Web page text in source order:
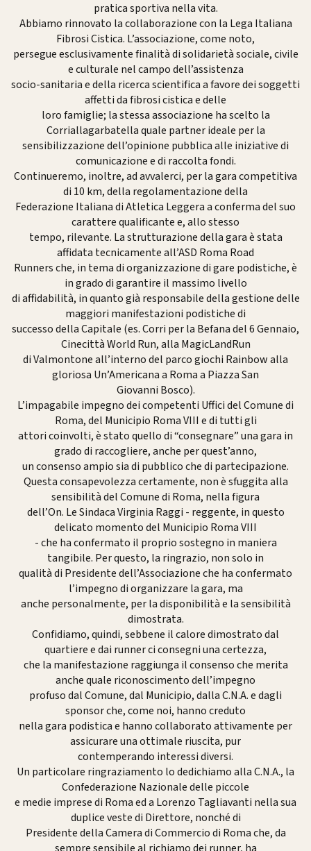
pratica sportiva nella vita.
Abbiamo rinnovato la collaborazione con la Lega Italiana
Fibrosi Cistica. L’associazione, come noto,
persegue esclusivamente finalità di solidarietà sociale, civile
e culturale nel campo dell’assistenza
socio-sanitaria e della ricerca scientifica a favore dei soggetti
affetti da fibrosi cistica e delle
loro famiglie; la stessa associazione ha scelto la
Corriallagarbatella quale partner ideale per la
sensibilizzazione dell’opinione pubblica alle iniziative di
comunicazione e di raccolta fondi.
Continueremo, inoltre, ad avvalerci, per la gara competitiva
di 10 km, della regolamentazione della
Federazione Italiana di Atletica Leggera a conferma del suo
carattere qualificante e, allo stesso
tempo, rilevante. La strutturazione della gara è stata
affidata tecnicamente all’ASD Roma Road
Runners che, in tema di organizzazione di gare podistiche, è
in grado di garantire il massimo livello
di affidabilità, in quanto già responsabile della gestione delle
maggiori manifestazioni podistiche di
successo della Capitale (es. Corri per la Befana del 6 Gennaio,
Cinecittà World Run, alla MagicLandRun
di Valmontone all’interno del parco giochi Rainbow alla
gloriosa Un’Americana a Roma a Piazza San
Giovanni Bosco).
L’impagabile impegno dei competenti Uffici del Comune di
Roma, del Municipio Roma VIII e di tutti gli
attori coinvolti, è stato quello di “consegnare” una gara in
grado di raccogliere, anche per quest’anno,
un consenso ampio sia di pubblico che di partecipazione.
Questa consapevolezza certamente, non è sfuggita alla
sensibilità del Comune di Roma, nella figura
dell’On. Le Sindaca Virginia Raggi - reggente, in questo
delicato momento del Municipio Roma VIII
- che ha confermato il proprio sostegno in maniera
tangibile. Per questo, la ringrazio, non solo in
qualità di Presidente dell’Associazione che ha confermato
l’impegno di organizzare la gara, ma
anche personalmente, per la disponibilità e la sensibilità
dimostrata.
Confidiamo, quindi, sebbene il calore dimostrato dal
quartiere e dai runner ci consegni una certezza,
che la manifestazione raggiunga il consenso che merita
anche quale riconoscimento dell’impegno
profuso dal Comune, dal Municipio, dalla C.N.A. e dagli
sponsor che, come noi, hanno creduto
nella gara podistica e hanno collaborato attivamente per
assicurare una ottimale riuscita, pur
contemperando interessi diversi.
Un particolare ringraziamento lo dedichiamo alla C.N.A., la
Confederazione Nazionale delle piccole
e medie imprese di Roma ed a Lorenzo Tagliavanti nella sua
duplice veste di Direttore, nonché di
Presidente della Camera di Commercio di Roma che, da